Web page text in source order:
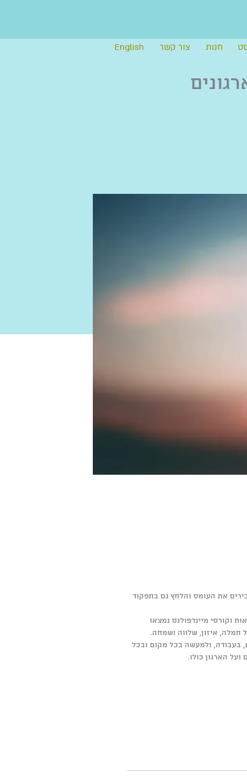
חנות צור קשר English
את העומס והלחץ גם בתפקוד
וקורסי מיינדפולנס נמצאו
חמלה, איזון, שלווה ושמחה.
בעבודה, ולמעשה בכל מקום ובכל
הארגון כולו.